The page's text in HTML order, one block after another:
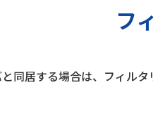
フ
同居する場合は、フィル